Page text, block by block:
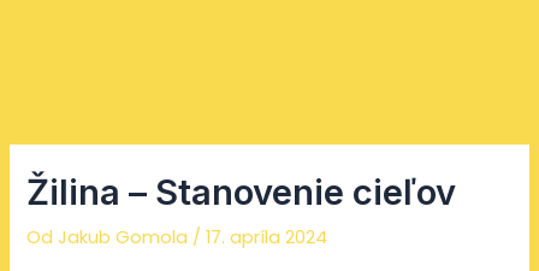
Žilina – Stanovenie cieľov
Od Jakub Gomola /17. apríla 2024